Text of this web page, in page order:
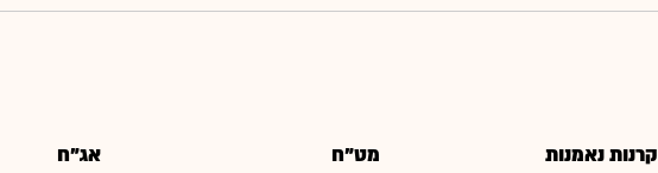
קרנות נאמנות מט"ח אג"ח